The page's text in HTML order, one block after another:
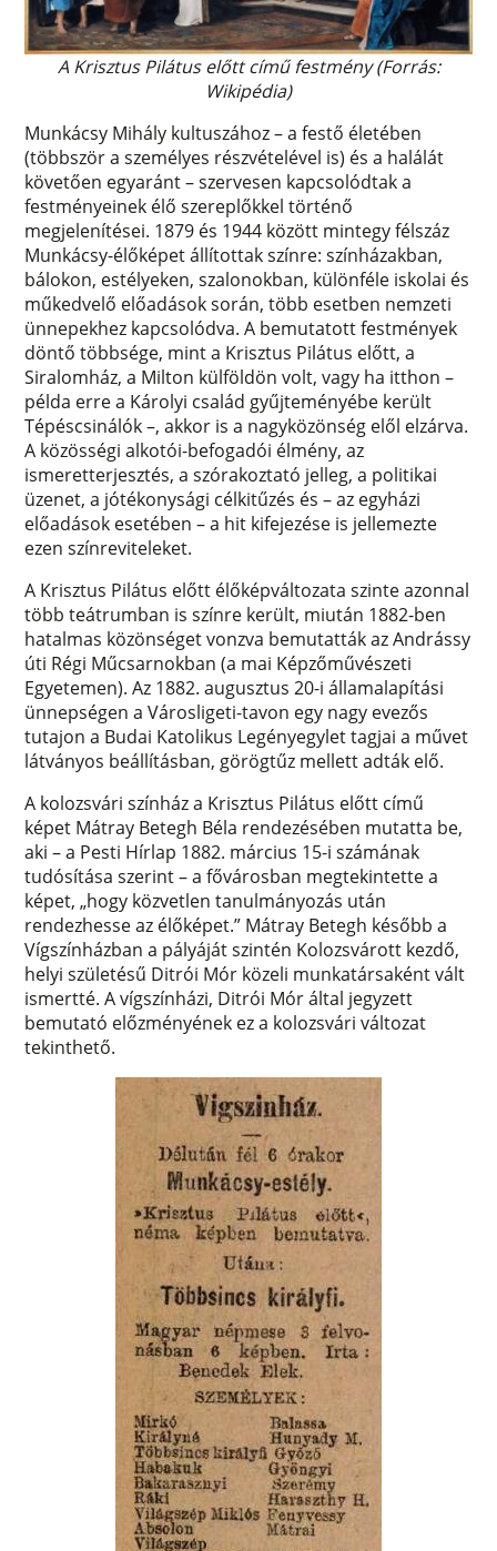
A Krisztus Pilátus előtt című festmény (Forrás:
Wikipédia)
Munkácsy Mihály kultuszához – a festő életében
(többször a személyes részvételével is) és a halálát
követően egyaránt – szervesen kapcsolódtak a
festményeinek élő szereplőkkel történő
megjelenítései. 1879 és 1944 között mintegy félszáz
Munkácsy-élőképet állítottak színre: színházakban,
bálokon, estélyeken, szalonokban, különféle iskolai és
műkedvelő előadások során, több esetben nemzeti
ünnepekhez kapcsolódva. A bemutatott festmények
döntő többsége, mint a Krisztus Pilátus előtt, a
Siralomház, a Milton külföldön volt, vagy ha itthon –
példa erre a Károlyi család gyűjteményébe került
Tépéscsinálók –, akkor is a nagyközönség elől elzárva.
A közösségi alkotói-befogadói élmény, az
ismeretterjesztés, a szórakoztató jelleg, a politikai
üzenet, a jótékonysági célkitűzés és – az egyházi
előadások esetében – a hit kifejezése is jellemezte
ezen színreviteleket.
A Krisztus Pilátus előtt élőképváltozata szinte azonnal
több teátrumban is színre került, miután 1882-ben
hatalmas közönséget vonzva bemutatták az Andrássy
úti Régi Műcsarnokban (a mai Képzőművészeti
Egyetemen). Az 1882. augusztus 20-i államalapítási
ünnepségen a Városligeti-tavon egy nagy evezős
tutajon a Budai Katolikus Legényegylet tagjai a művet
látványos beállításban, görögtűz mellett adták elő.
A kolozsvári színház a Krisztus Pilátus előtt című
képet Mátray Betegh Béla rendezésében mutatta be,
aki – a Pesti Hírlap 1882. március 15-i számának
tudósítása szerint – a fővárosban megtekintette a
képet, „hogy közvetlen tanulmányozás után
rendezhesse az élőképet.” Mátray Betegh később a
Vígszínházban a pályáját szintén Kolozsvárott kezdő,
helyi születésű Ditrói Mór közeli munkatársaként vált
ismertté. A vígszínházi, Ditrói Mór által jegyzett
bemutató előzményének ez a kolozsvári változat
tekinthető.